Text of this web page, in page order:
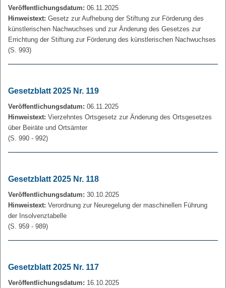
Veröffentlichungsdatum: 06.11.2025
Hinweistext: Gesetz zur Aufhebung der Stiftung zur Förderung des
künstlerischen Nachwuchses und zur Änderung des Gesetzes zur
Errichtung der Stiftung zur Förderung des künstlerischen Nachwuchses
(S. 993)
Gesetzblatt 2025 Nr. 119
Veröffentlichungsdatum: 06.11.2025
Hinweistext: Vierzehntes Ortsgesetz zur Änderung des Ortsgesetzes
über Beiräte und Ortsämter
(S. 990 - 992)
Gesetzblatt 2025 Nr. 118
Veröffentlichungsdatum: 30.10.2025
Hinweistext: Verordnung zur Neuregelung der maschinellen Führung
der Insolvenztabelle
(S. 959 - 989)
Gesetzblatt 2025 Nr. 117
Veröffentlichungsdatum: 16.10.2025